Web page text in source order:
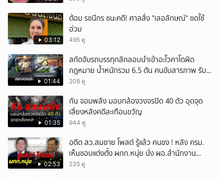
03:12
ต้อม รชนีกร ชนะคดี! ศาลสั่ง "เลอลักษณ์" ชดใช้
อ่วม
495 ดู
01:44
สกัดจับรถบรรทุกลักลอบนำเข้าอะโวคาโดผิด
กฎหมาย น้ำหนักรวม 6.5 ตัน คนขับสารภาพ รับ
ค่าจ้างเที่ยวละ 5,000 บาท
208 ดู
01:35
กัน จอมพลัง มอบกล้องวงจรปิด 40 ตัว อุดจุด
เสี่ยงหลังคดีสะเทือนขวัญ
944 ดู
02:53
อดีต สว.สมชาย โพสต์ รู้แล้ว คนชง ! หลัง ครม.
เห็นชอบแต่งตั้ง ผกก.หนุ่ย นั่ง ผอ.สำนักงาน
ป.ย.ป.
235 ดู